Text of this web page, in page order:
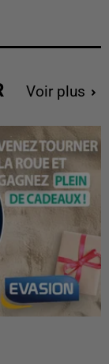
Voir plus